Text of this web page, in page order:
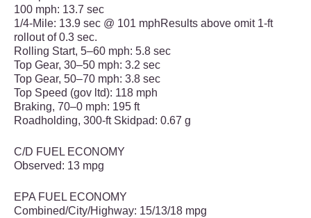
100 mph: 13.7 sec
1/4-Mile: 13.9 sec @ 101 mphResults above omit 1-ft
rollout of 0.3 sec.
Rolling Start, 5–60 mph: 5.8 sec
Top Gear, 30–50 mph: 3.2 sec
Top Gear, 50–70 mph: 3.8 sec
Top Speed (gov ltd): 118 mph
Braking, 70–0 mph: 195 ft
Roadholding, 300-ft Skidpad: 0.67 g
C/D FUEL ECONOMY
Observed: 13 mpg
EPA FUEL ECONOMY
Combined/City/Highway: 15/13/18 mpg